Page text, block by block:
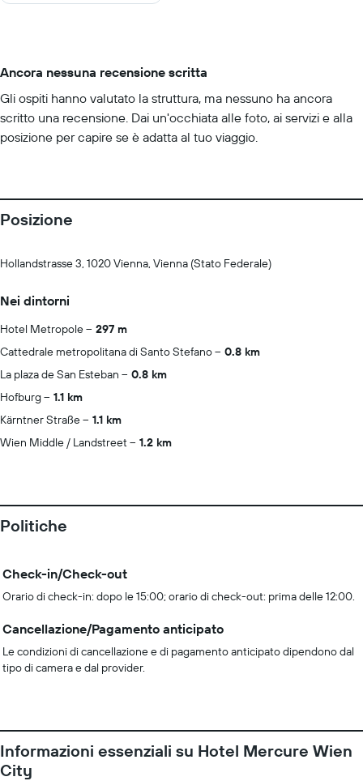
Ancora nessuna recensione scritta
Gli ospiti hanno valutato la struttura, ma nessuno ha ancora
scritto una recensione. Dai un'occhiata alle foto, ai servizi e alla
posizione per capire se è adatta al tuo viaggio.
Posizione
Hollandstrasse 3, 1020 Vienna, Vienna (Stato Federale)
Nei dintorni
Hotel Metropole
297 m
Cattedrale metropolitana di Santo Stefano
0.8 km
La plaza de San Esteban
0.8 km
Hofburg
1.1 km
Kärntner Straße
1.1 km
Wien Middle / Landstreet
1.2 km
Politiche
Check-in/Check-out
Orario di check-in: dopo le 15:00; orario di check-out: prima delle 12:00.
Cancellazione/Pagamento anticipato
Le condizioni di cancellazione e di pagamento anticipato dipendono dal
tipo di camera e dal provider.
Informazioni essenziali su Hotel Mercure Wien
City